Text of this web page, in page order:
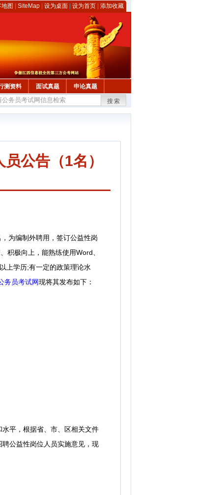
图 SiteMap 设为桌面 设为首页 添加收藏
测资料 面试真题 申论真题
搜索
公告（1名）
为编制外聘用，签订公益性岗
积极向上，能熟练使用Word、
上学历;有一定的政策理论水
务员考试网现将其发布如下：
平，根据省、市、区相关文件
公益性岗位人员实施意见，现